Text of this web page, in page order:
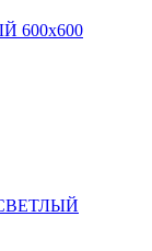
600x600